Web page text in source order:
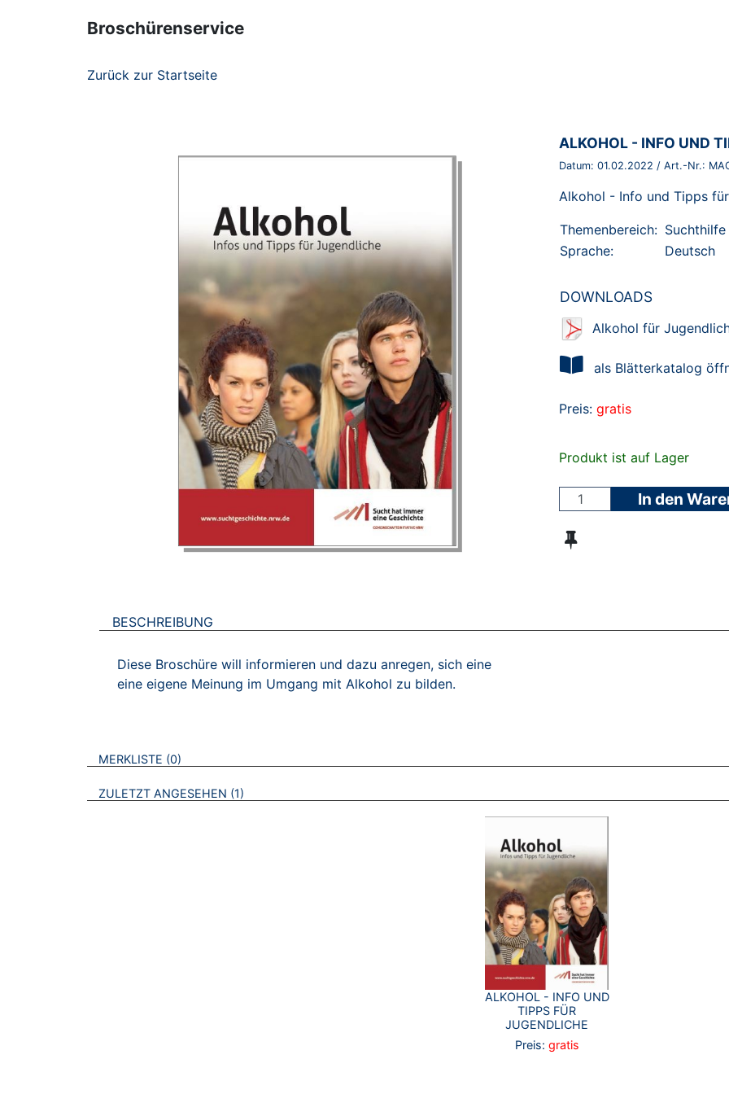
Broschürenservice
Zurück zur Startseite
BROSCHÜRE:
ALKOHOL - INFO UND
Datum: 01.02.2022 / Art.-Nr.:
Alkohol - Info und Tipps
Themenbereich: Suchthilfe
Sprache:
Deutsch
DOWNLOADS
Alkohol für
als Blätterkatalog
Preis: gratis
Produkt ist auf Lager
In den
BESCHREIBUNG
Diese Broschüre will informieren und dazu anregen, sich eine
eine eigene Meinung im Umgang mit Alkohol zu bilden.
VERWEISE AUF VERMERKTE- ODER ZULETZT ANGESEHENE BROSCHÜREN
MERKLISTE 0
ZULETZT ANGESEHEN 1
ALKOHOL - INFO UND
TIPPS FÜR
JUGENDLICHE
Preis: gratis